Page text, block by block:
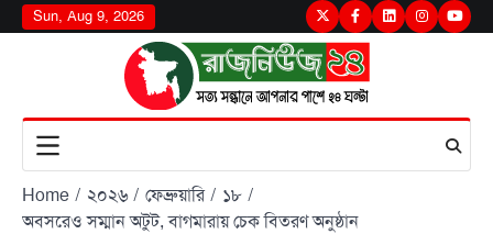
Skip
to
Sun, Aug 9, 2026 TwitterFacebook
LinkedInInstagram
Home ২০২৬ ফেব্রুয়ারি
১৮
অবসরেও সম্মান অটুট, বাগমারায় চেক বিতরণ অনুষ্ঠান